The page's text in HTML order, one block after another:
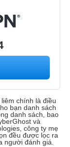
chính là điều
bạn danh sách
danh sách, bao
và
công ty mẹ
đều được lọc ra
người đánh giá.